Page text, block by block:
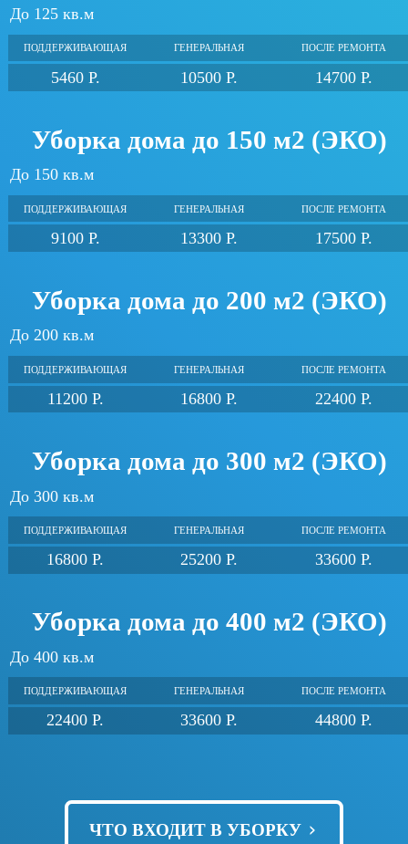
До 125 кв.м
ПОДДЕРЖИВАЮЩАЯ
5460 Р.
ГЕНЕРАЛЬНАЯ
10500 Р.
ПОСЛЕ РЕМОНТА
14700 Р.
Уборка дома до 150 м2 (ЭКО)
До 150 кв.м
ПОДДЕРЖИВАЮЩАЯ
9100 Р.
ГЕНЕРАЛЬНАЯ
13300 Р.
ПОСЛЕ РЕМОНТА
17500 Р.
Уборка дома до 200 м2 (ЭКО)
До 200 кв.м
ПОДДЕРЖИВАЮЩАЯ
11200 Р.
ГЕНЕРАЛЬНАЯ
16800 Р.
ПОСЛЕ РЕМОНТА
22400 Р.
Уборка дома до 300 м2 (ЭКО)
До 300 кв.м
ПОДДЕРЖИВАЮЩАЯ
16800 Р.
ГЕНЕРАЛЬНАЯ
25200 Р.
ПОСЛЕ РЕМОНТА
33600 Р.
Уборка дома до 400 м2 (ЭКО)
До 400 кв.м
ПОДДЕРЖИВАЮЩАЯ
22400 Р.
ГЕНЕРАЛЬНАЯ
33600 Р.
ПОСЛЕ РЕМОНТА
44800 Р.
ЧТО ВХОДИТ В УБОРКУ ›